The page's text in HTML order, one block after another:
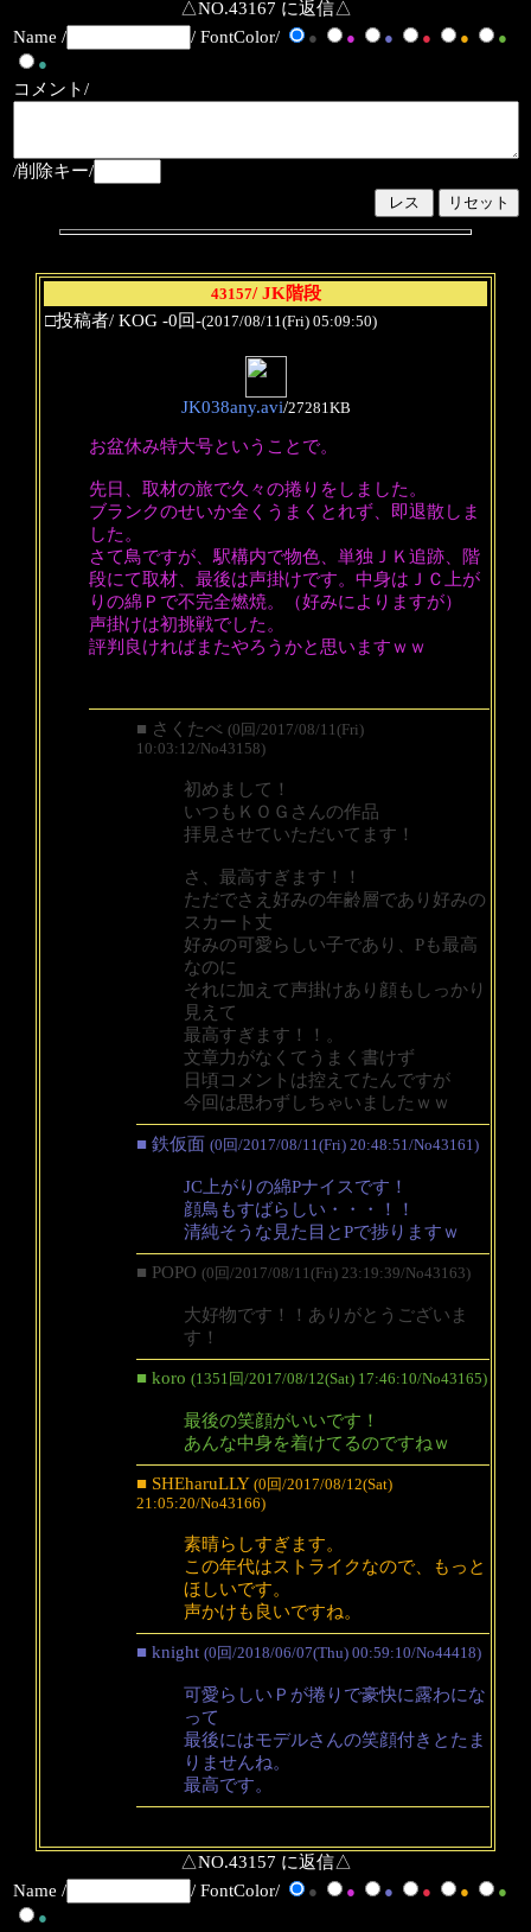
△NO.43167 に返信△
Name /
/ FontColor/ ● ● ● ● ●
●
●
コメント/
/削除キー/
43157/ JK階段
□投稿者/ KOG -0回-(2017/08/11(Fri) 05:09:50)
JK038any.avi/27281KB
お盆休み特大号ということで。
先日、取材の旅で久々の捲りをしました。
ブランクのせいか全くうまくとれず、即退散しま
した。
さて鳥ですが、駅構内で物色、単独ＪＫ追跡、階
段にて取材、最後は声掛けです。中身はＪＣ上が
りの綿Ｐで不完全燃焼。（好みによりますが）
声掛けは初挑戦でした。
評判良ければまたやろうかと思いますｗｗ
■ さくたべ (0回/2017/08/11(Fri)
10:03:12/No43158)
初めまして！
いつもＫＯＧさんの作品
拝見させていただいてます！
さ、最高すぎます！！
ただでさえ好みの年齢層であり好みの
スカート丈
好みの可愛らしい子であり、Pも最高
なのに
それに加えて声掛けあり顔もしっかり
見えて
最高すぎます！！。
文章力がなくてうまく書けず
日頃コメントは控えてたんですが
今回は思わずしちゃいましたｗｗ
■ 鉄仮面 (0回/2017/08/11(Fri) 20:48:51/No43161)
JC上がりの綿Pナイスです！
顔鳥もすばらしい・・・！！
清純そうな見た目とPで捗りますｗ
■ POPO (0回/2017/08/11(Fri) 23:19:39/No43163)
大好物です！！ありがとうございま
す！
■ koro (1351回/2017/08/12(Sat) 17:46:10/No43165)
最後の笑顔がいいです！
あんな中身を着けてるのですねｗ
■ SHEharuLLY (0回/2017/08/12(Sat)
21:05:20/No43166)
素晴らしすぎます。
この年代はストライクなので、もっと
ほしいです。
声かけも良いですね。
■ knight (0回/2018/06/07(Thu) 00:59:10/No44418)
可愛らしいＰが捲りで豪快に露わにな
って
最後にはモデルさんの笑顔付きとたま
りませんね。
最高です。
△NO.43157 に返信△
Name /
/ FontColor/ ● ● ● ● ●
●
●